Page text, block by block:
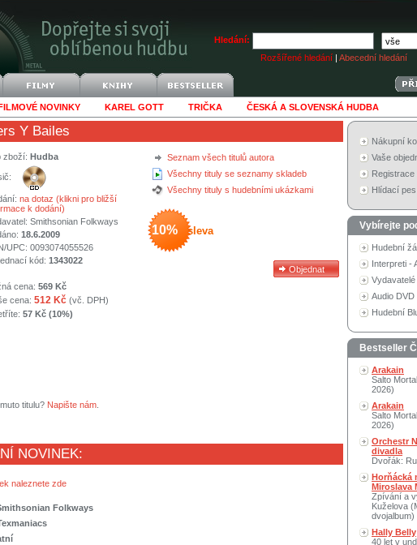
Hledání:
Rozšířené hledání | Abecední hledání
NOVINKY KAREL GOTT TRIČKA ČESKÁ A SLOVENSKÁ HUDBA
Y Bailes
Seznam všech titulů autora
Všechny tituly se seznamy skladeb
Všechny tituly s hudebními ukázkami
10% sleva
zboží: Hudba
na dotaz (klikni pro bližší
k dodání)
Smithsonian Folkways
18.6.2009
UPC: 0093074055526
kód: 1343022
cena: 569 Kč
cena: 512 Kč (vč. DPH)
57 Kč (10%)
titulu? Napište nám
NOVINEK:
naleznete zde
Folkways
Nákupní
Vaše
Hlídací pes
Vybírejte
Hudební
Interpreti -
Vydavatelé
Audio DVD
Hudební
Bestseller
Arakain
Salto
2026)
Arakain
Salto
2026)
Orchestr
divadla
Dvořák:
Horňácká
Miroslava
Zpívání a
Kuželova
dvojalbum)
Hally Belly
40 let v